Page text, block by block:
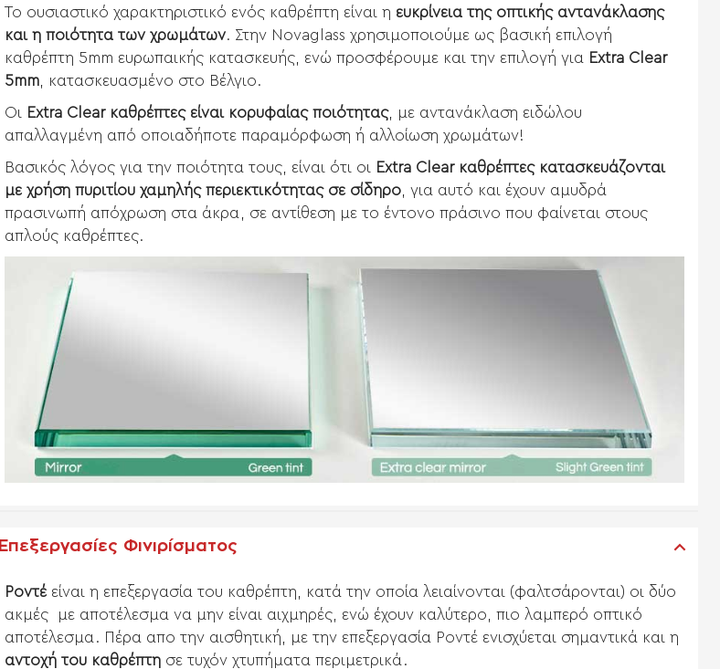
Το ουσιαστικό χαρακτηριστικό ενός καθρέπτη είναι η ευκρίνεια της οπτικής αντανάκλασης
και η ποιότητα των χρωμάτων. Στην Novaglass χρησιμοποιούμε ως βασική επιλογή
καθρέπτη 5mm ευρωπαικής κατασκευής, ενώ προσφέρουμε και την επιλογή για Extra Clear
5mm , κατασκευασμένο στο Βέλγιο.
Οι Extra Clear καθρέπτες είναι κορυφαίας ποιότητας, με αντανάκλαση ειδώλου
απαλλαγμένη από οποιαδήποτε παραμόρφωση ή αλλοίωση χρωμάτων!
Βασικός λόγος για την ποιότητα τους, είναι ότι οι Extra Clear καθρέπτες κατασκευάζονται
με χρήση πυριτίου χαμηλής περιεκτικότητας σε σίδηρο , για αυτό και έχουν αμυδρά
πρασινωπή απόχρωση στα άκρα, σε αντίθεση με το έντονο πράσινο που φαίνεται στους
απλούς καθρέπτες.
Επεξεργασίες Φινιρίσματος
Ροντέ είναι η επεξεργασία του καθρέπτη, κατά την οποία λειαίνονται (φαλτσάρονται) οι δύο
ακμές με αποτέλεσμα να μην είναι αιχμηρές, ενώ έχουν καλύτερο, πιο λαμπερό οπτικό
αποτέλεσμα. Πέρα απο την αισθητική, με την επεξεργασία Ροντέ ενισχύεται σημαντικά και η
αντοχή του καθρέπτη σε τυχόν χτυπήματα περιμετρικά.